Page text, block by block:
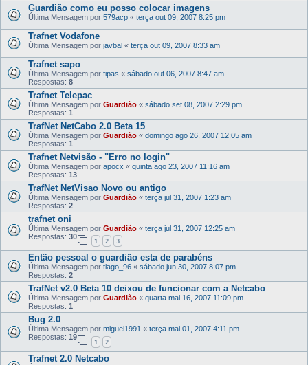
Guardião como eu posso colocar imagens
Última Mensagem por 579acp « terça out 09, 2007 8:25 pm
Trafnet Vodafone
Última Mensagem por javbal « terça out 09, 2007 8:33 am
Trafnet sapo
Última Mensagem por fipas « sábado out 06, 2007 8:47 am
Respostas: 8
Trafnet Telepac
Última Mensagem por Guardião « sábado set 08, 2007 2:29 pm
Respostas: 1
TrafNet NetCabo 2.0 Beta 15
Última Mensagem por Guardião « domingo ago 26, 2007 12:05 am
Respostas: 1
Trafnet Netvisão - "Erro no login"
Última Mensagem por apocx « quinta ago 23, 2007 11:16 am
Respostas: 13
TrafNet NetVisao Novo ou antigo
Última Mensagem por Guardião « terça jul 31, 2007 1:23 am
Respostas: 2
trafnet oni
Última Mensagem por Guardião « terça jul 31, 2007 12:25 am
Respostas: 30
1 2 3
Então pessoal o guardião esta de parabéns
Última Mensagem por tiago_96 « sábado jun 30, 2007 8:07 pm
Respostas: 2
TrafNet v2.0 Beta 10 deixou de funcionar com a Netcabo
Última Mensagem por Guardião « quarta mai 16, 2007 11:09 pm
Respostas: 1
Bug 2.0
Última Mensagem por miguel1991 « terça mai 01, 2007 4:11 pm
Respostas: 19
1 2
Trafnet 2.0 Netcabo